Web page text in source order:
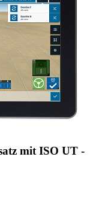
mit ISO UT -